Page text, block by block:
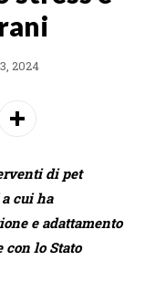
2024
di pet
cui ha
e adattamento
lo Stato